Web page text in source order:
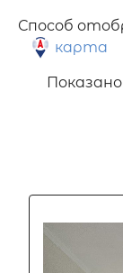
Способ
карта
Показано